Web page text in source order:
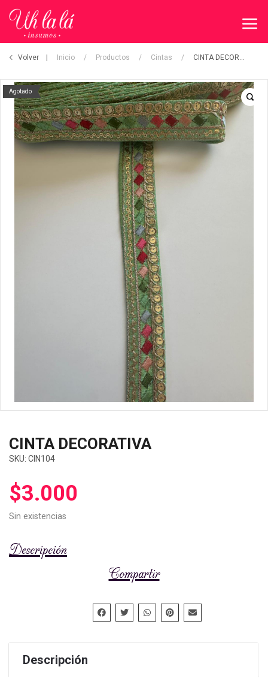
Volver Inicio / Productos / Cintas / CINTA DECORATIVA
Agotado
CINTA DECORATIVA
SKU: CIN104
$3.000
Sin existencias
Descripción
Compartir
Descripción